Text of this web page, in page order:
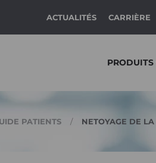
ACTUALITÉS CARRIÈRE
PRODUITS
PATIENTS NETOYAGE DE